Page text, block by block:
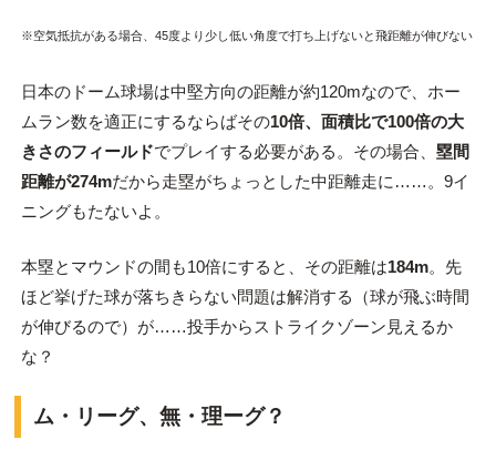
※空気抵抗がある場合、45度より少し低い角度で打ち上げないと飛距離が伸びない
日本のドーム球場は中堅方向の距離が約120mなので、ホー
ムラン数を適正にするならばその10倍、面積比で100倍の大
きさのフィールドでプレイする必要がある。その場合、 塁間
距離が274mだから走塁がちょっとした中距離走に……。9イ
ニングもたないよ。
本塁とマウンドの間も10倍にすると、その距離は184m。先
ほど挙げた球が落ちきらない問題は解消する（球が飛ぶ時間
が伸びるので）が……投手からストライクゾーン見えるか
な？
ム・リーグ、無・理ーグ？